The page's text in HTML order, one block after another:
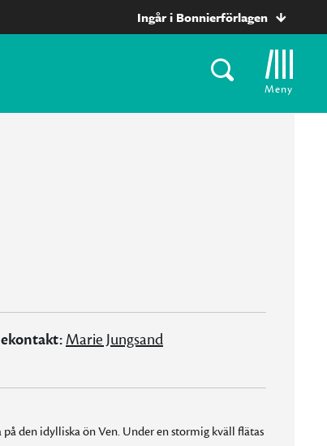
Ingår i Bonnierförlagen
Meny
Marie Jungsand
den idylliska ön Ven. Under en stormig kväll flätas